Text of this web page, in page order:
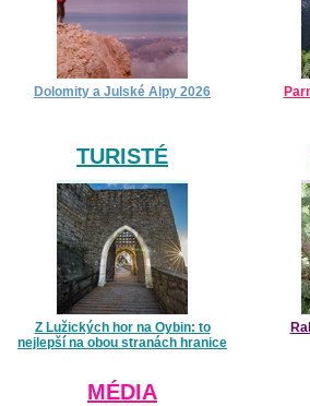
Dolomity a Julské Alpy 2026
TURISTÉ
Z Lužických hor na Oybin: to
nejlepší na obou stranách hranice
MÉDIA